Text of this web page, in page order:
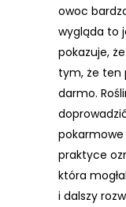
owoc
wygląda to
pokazuje,
tym, że ten
darmo.
praktyce
która
i dalszy